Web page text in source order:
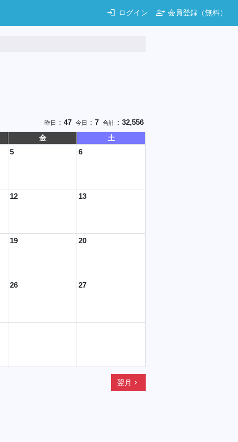
login ログイン person_add 会員登録（無料）
昨日 ： 47 今日 ： 7 合計 ： 32,556
金
土
5 6
12 13
19 20
26 27
翌月 navigate_next